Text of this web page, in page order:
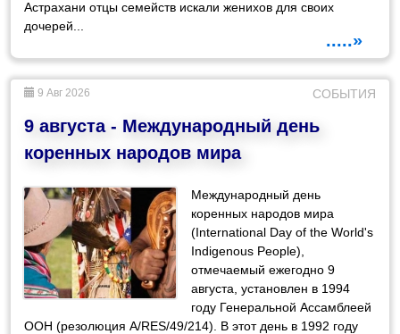
Астрахани отцы семейств искали женихов для своих
дочерей...
.....»
9 Авг 2026 СОБЫТИЯ
9 августа - Международный день
коренных народов мира
Международный день
коренных народов мира
(International Day of the World's
Indigenous People),
отмечаемый ежегодно 9
августа, установлен в 1994
году Генеральной Ассамблеей
ООН (резолюция A/RES/49/214). В этот день в 1992 году